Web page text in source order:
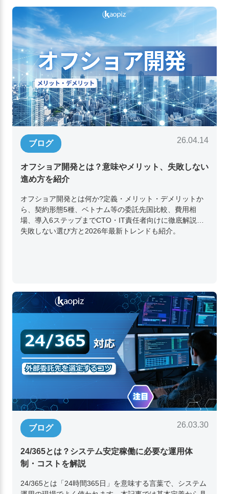
ブログ 26.04.14
オフショア開発とは？意味やメリット、失敗しない
進め方を紹介
オフショア開発とは何か?定義・メリット・デメリットか
ら、契約形態5種、ベトナム等の委託先国比較、費用相
場、導入6ステップまでCTO・IT責任者向けに徹底解説。
失敗しない選び方と2026年最新トレンドも紹介。
ブログ 26.03.30
24/365とは？システム安定稼働に必要な運用体
制・コストを解説
24/365とは「24時間365日」を意味する言葉で、システム